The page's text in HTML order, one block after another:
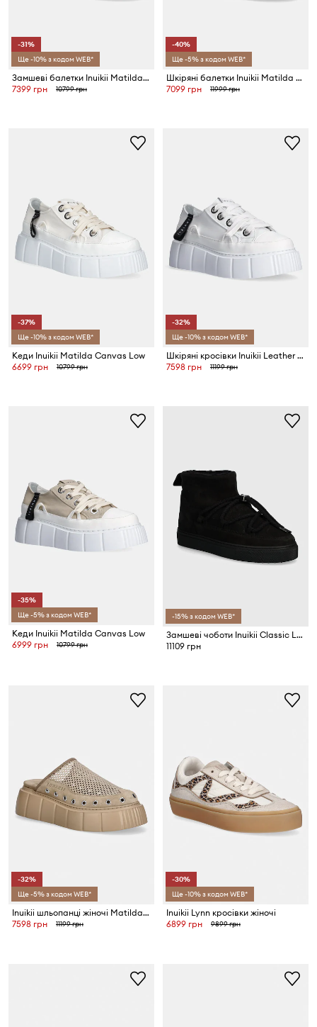
-31%
Ще -10% з кодом WEB*
Замшеві балетки Inuikii Matilda M.J. Suede
7399 грн
10799 грн
-40%
Ще -5% з кодом WEB*
Шкіряні балетки Inuikii Matilda M.J.
7099 грн
11999 грн
-37%
Ще -10% з кодом WEB*
Кеди Inuikii Matilda Canvas Low
6699 грн
10799 грн
-32%
Ще -10% з кодом WEB*
Шкіряні кросівки Inuikii Leather Matilda Low
7598 грн
11199 грн
-35%
Ще -5% з кодом WEB*
Кеди Inuikii Matilda Canvas Low
6999 грн
10799 грн
-15% з кодом WEB*
Замшеві чоботи Inuikii Classic Low
11109 грн
-32%
Ще -5% з кодом WEB*
Inuikii шльопанці жіночі Matilda Mule Net
7598 грн
11199 грн
-30%
Ще -10% з кодом WEB*
Inuikii Lynn кросівки жіночі
6899 грн
9899 грн